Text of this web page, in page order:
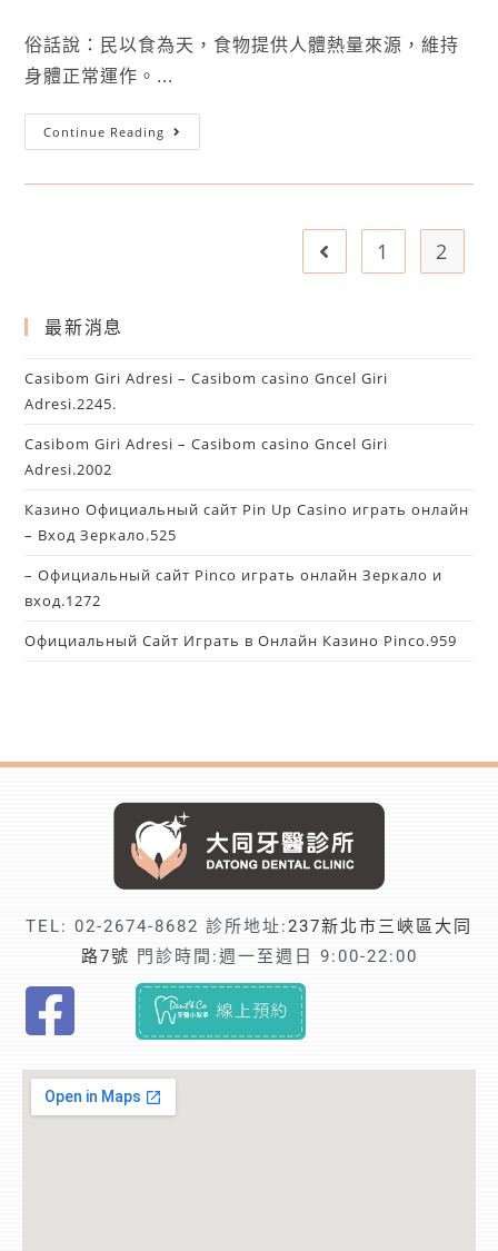
俗話說：民以食為天，食物提供人體熱量來源，維持
身體正常運作。...
Continue Reading
1 2
最新消息
Casibom Giri Adresi – Casibom casino Gncel Giri
Adresi.2245.
Casibom Giri Adresi – Casibom casino Gncel Giri
Adresi.2002
Казино Официальный сайт Pin Up Casino играть онлайн
– Вход Зеркало.525
– Официальный сайт Pinco играть онлайн Зеркало и
вход.1272
Официальный Сайт Играть в Онлайн Казино Pinco.959
TEL: 02-2674-8682 診所地址:237新北市三峽區大同
路7號 門診時間:週一至週日 9:00-22:00
F
d